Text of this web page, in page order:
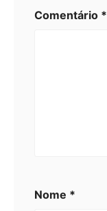
Comentário *
Nome *